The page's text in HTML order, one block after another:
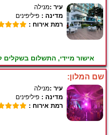
עיר :מנילה
מדינה : פיליפינים
רמת אירוח :
אישור מיידי, התשלום
שם המלון:
עיר :מנילה
מדינה : פיליפינים
רמת אירוח :